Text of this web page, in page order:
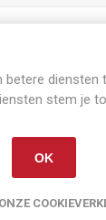
diensten
stem je
OK